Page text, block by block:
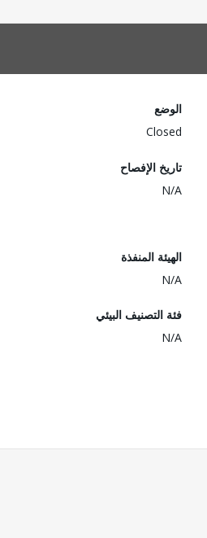
الوضع
Closed
تاريخ الإفصاح
N/A
الهيئة المنفذة
N/A
فئة التصنيف البيئي
N/A